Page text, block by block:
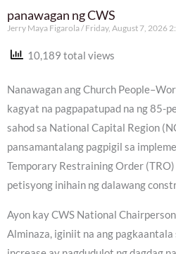
panawagan ng CWS
Jerry Maya Figarola Friday, August 7, 2026
10,189 total views
Nanawagan ang Church
kagyat na pagpapatupad na ng 85-
sahod sa National Capital Region
pansamantalang pagpigil sa
Temporary Restraining Order
petisyong inihain ng dalawang
Ayon kay CWS National
Alminaza, iginiit na ang pagkaantala